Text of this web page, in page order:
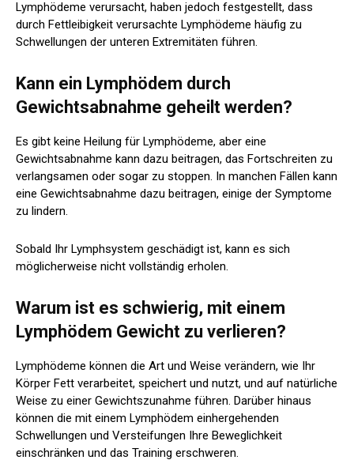
Lymphödeme verursacht, haben jedoch festgestellt, dass
durch Fettleibigkeit verursachte Lymphödeme häufig zu
Schwellungen der unteren Extremitäten führen.
Kann ein Lymphödem durch
Gewichtsabnahme geheilt werden?
Es gibt keine Heilung für Lymphödeme, aber eine
Gewichtsabnahme kann dazu beitragen, das Fortschreiten zu
verlangsamen oder sogar zu stoppen. In manchen Fällen kann
eine Gewichtsabnahme dazu beitragen, einige der Symptome
zu lindern.
Sobald Ihr Lymphsystem geschädigt ist, kann es sich
möglicherweise nicht vollständig erholen.
Warum ist es schwierig, mit einem
Lymphödem Gewicht zu verlieren?
Lymphödeme können die Art und Weise verändern, wie Ihr
Körper Fett verarbeitet, speichert und nutzt, und auf natürliche
Weise zu einer Gewichtszunahme führen. Darüber hinaus
können die mit einem Lymphödem einhergehenden
Schwellungen und Versteifungen Ihre Beweglichkeit
einschränken und das Training erschweren.